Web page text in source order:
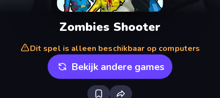
Zombies Shooter
Dit spel is alleen beschikbaar op computers
Bekijk andere games